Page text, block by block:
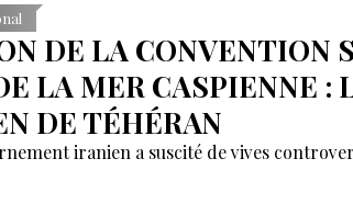
DE LA CONVENTION
LA MER CASPIENNE :
DE TÉHÉRAN
iranien a suscité de vives